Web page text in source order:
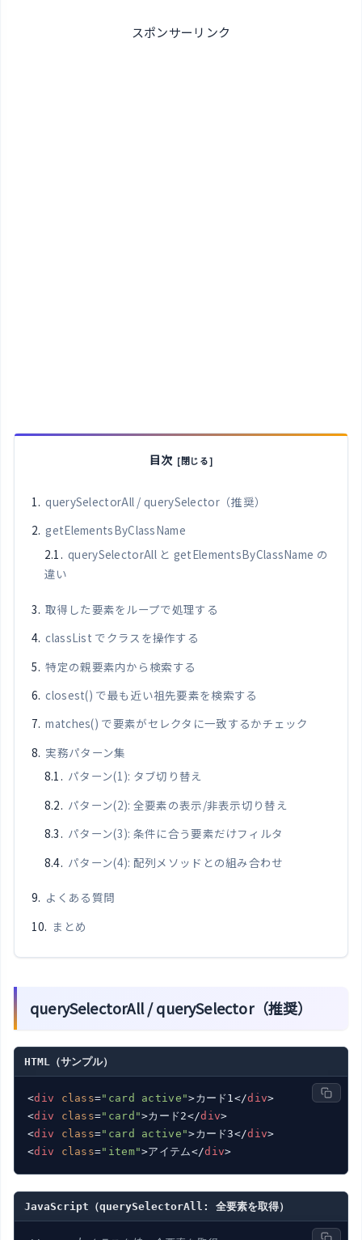
スポンサーリンク
目次
querySelectorAll / querySelector（推奨）
getElementsByClassName
querySelectorAll と getElementsByClassName の
違い
取得した要素をループで処理する
classList でクラスを操作する
特定の親要素内から検索する
closest() で最も近い祖先要素を検索する
matches() で要素がセレクタに一致するかチェック
実務パターン集
パターン(1): タブ切り替え
パターン(2): 全要素の表示/非表示切り替え
パターン(3): 条件に合う要素だけフィルタ
パターン(4): 配列メソッドとの組み合わせ
よくある質問
まとめ
querySelectorAll / querySelector（推奨）
HTML（サンプル）
<div class="card active">カード1</div>
<div class="card">カード2</div>
<div class="card active">カード3</div>
<div class="item">アイテム</div>
JavaScript（querySelectorAll: 全要素を取得）